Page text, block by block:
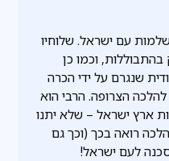
עם ישראל. שלוחיו
וכמו כן
שנגרם על ידי הכרה
להלכה הצרופה. הרבי הוא
ארץ ישראל – שלא יתנו
רואה בכך (וכך גם
לעם ישראל!